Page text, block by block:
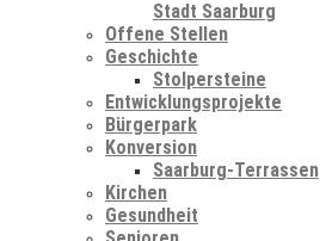
Stadt Saarburg
Offene Stellen
Geschichte
Stolpersteine
Entwicklungsprojekte
Bürgerpark
Konversion
Saarburg-Terrassen
Kirchen
Gesundheit